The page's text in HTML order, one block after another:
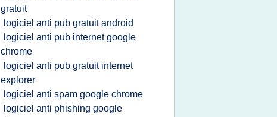
gratuit
logiciel anti pub gratuit android
logiciel anti pub internet google
chrome
logiciel anti pub gratuit internet
explorer
logiciel anti spam google chrome
logiciel anti phishing google